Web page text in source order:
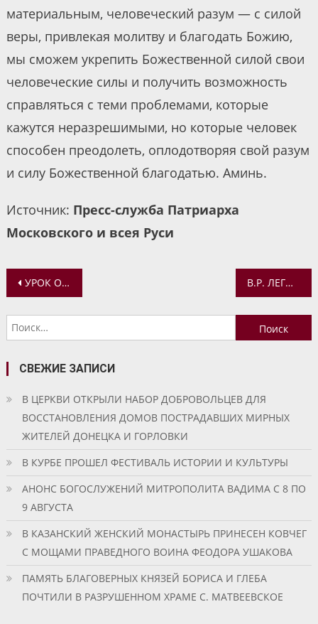
материальным, человеческий разум — с силой
веры, привлекая молитву и благодать Божию,
мы сможем укрепить Божественной силой свои
человеческие силы и получить возможность
справляться с теми проблемами, которые
кажутся неразрешимыми, но которые человек
способен преодолеть, оплодотворяя свой разум
и силу Божественной благодатью. Аминь.
Источник: Пресс-служба Патриарха
Московского и всея Руси
Навигация
по
записям
УРОК ОБ АНГЕЛАХ В.Р. ЛЕГОЙДА: ИЗ-ЗА ПАНДЕМИИ ИДЕАЛ ПОТРЕБИТЕЛЬСКОГО ОБЩЕСТВА ОКОНЧАТЕЛЬНО РАЗРУШЕН
Найти:
СВЕЖИЕ ЗАПИСИ
В ЦЕРКВИ ОТКРЫЛИ НАБОР ДОБРОВОЛЬЦЕВ ДЛЯ
ВОССТАНОВЛЕНИЯ ДОМОВ ПОСТРАДАВШИХ МИРНЫХ
ЖИТЕЛЕЙ ДОНЕЦКА И ГОРЛОВКИ
В КУРБЕ ПРОШЕЛ ФЕСТИВАЛЬ ИСТОРИИ И КУЛЬТУРЫ
АНОНС БОГОСЛУЖЕНИЙ МИТРОПОЛИТА ВАДИМА С 8 ПО
9 АВГУСТА
В КАЗАНСКИЙ ЖЕНСКИЙ МОНАСТЫРЬ ПРИНЕСЕН КОВЧЕГ
С МОЩАМИ ПРАВЕДНОГО ВОИНА ФЕОДОРА УШАКОВА
ПАМЯТЬ БЛАГОВЕРНЫХ КНЯЗЕЙ БОРИСА И ГЛЕБА
ПОЧТИЛИ В РАЗРУШЕННОМ ХРАМЕ С. МАТВЕЕВСКОЕ